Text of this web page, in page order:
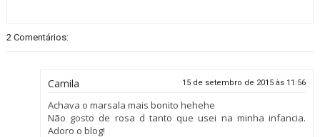
2 Comentários:
Camila 15 de setembro de 2015 às 11:56
Achava o marsala mais bonito hehehe
Não gosto de rosa d tanto que usei na minha infancia.
Adoro o blog!